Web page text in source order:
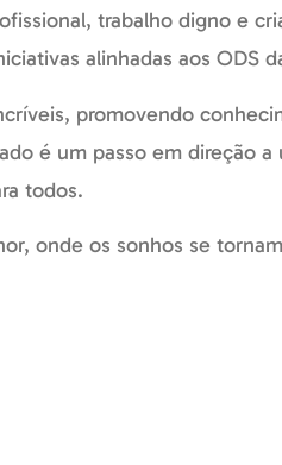
trabalho digno e
alinhadas aos ODS
promovendo
é um passo em direção a
todos.
onde os sonhos se